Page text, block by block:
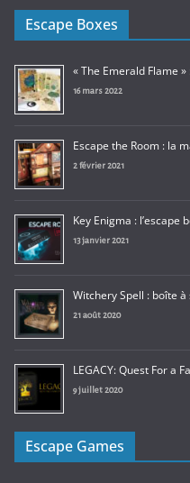
Escape Boxes
« The Emerald Flame
16 mars 2022
Escape the Room : la
2 février 2021
Key Enigma : l’escape
13 janvier 2021
Witchery Spell : boîte
21 août 2020
LEGACY: Quest For a
9 juillet 2020
Escape Games